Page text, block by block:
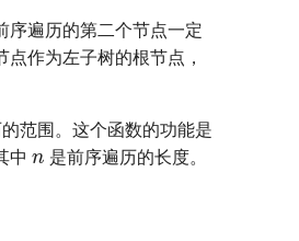
序遍历的第二个节点一定
作为左子树的根节点，
范围。这个函数的功能是
中
n
是前序遍历的长度。